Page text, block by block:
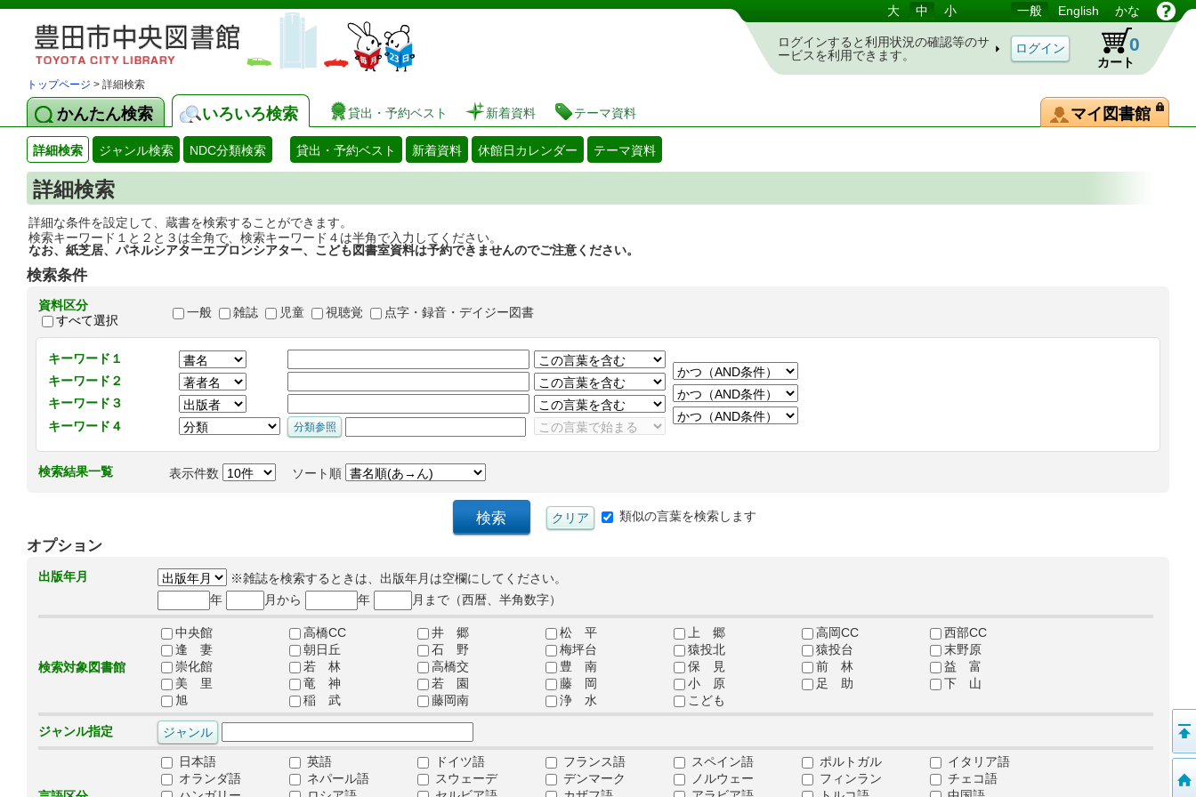
図書館 蔵書検索・予約システム 大 中 小 一般 English かな
ログインすると利用状況の確認等のサ
ービスを利用できます。
カート
0
トップページ > 詳細検索
かんたん検索 いろいろ検索 貸出・予約ベスト 新着資料 テーマ資料 マイ図書館
詳細検索 ジャンル検索 NDC分類検索 貸出・予約ベスト 新着資料 休館日カレンダー テーマ資料
詳細検索
詳細な条件を設定して、蔵書を検索することができます。
検索キーワード１と２と３は全角で、検索キーワード４は半角で入力してください。
なお、紙芝居、パネルシアターエプロンシアター、こども図書室資料は予約できませんのでご注意ください。
検索条件
資料区分
すべて選択
一般 雑誌 児童 視聴覚 点字・録音・デイジー図書
キーワード１
キーワード２
キーワード３
キーワード４
検索結果一覧 表示件数 ソート順
類似の言葉を検索します
オプション
出版年月
※雑誌を検索するときは、出版年月は空欄にしてください。
年
月から 年 月まで（西暦、半角数字）
検索対象図書館
中央館 高橋CC 井 郷 松 平 上 郷 高岡CC
西部CC
逢 妻
朝日丘 石 野 梅坪台 猿投北 猿投台
末野原
崇化館
若 林 高橋交 豊 南 保 見 前 林
益 富
美 里
竜 神 若 園 藤 岡 小 原 足 助
下 山
旭
稲 武 藤岡南 浄 水 こども
ジャンル指定
日本語 英語 ドイツ語 フランス語 スペイン語 ポルトガル
イタリア語
オランダ語
ネパール語 スウェーデ デンマーク ノルウェー フィンラン
チェコ語